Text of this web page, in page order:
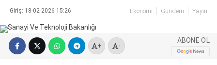
EKONOMI
POLITIKA
Giriş: 18-02-2026 15:26 Ekonomi Gündem Yayın
+ -
ABONE OL